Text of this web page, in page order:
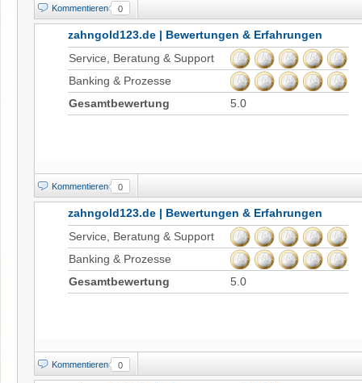
Kommentieren 0
zahngold123.de | Bewertungen & Erfahrungen
Service, Beratung & Support
Banking & Prozesse
Gesamtbewertung
5.0
Kommentieren 0
zahngold123.de | Bewertungen & Erfahrungen
Service, Beratung & Support
Banking & Prozesse
Gesamtbewertung
5.0
Kommentieren 0